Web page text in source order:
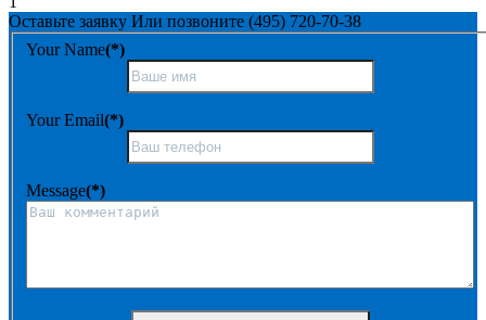
Оставьте заявку Или позвоните (495) 720-70-38
Your Name(*)
Your Email(*)
Message(*)